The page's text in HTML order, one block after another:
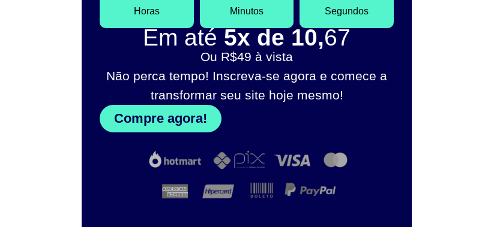
Horas Minutos Segundos
Em até 5x de 10,67
Ou R$49 à vista
Não perca tempo! Inscreva-se agora e comece a
transformar seu site hoje mesmo!
Compre agora!